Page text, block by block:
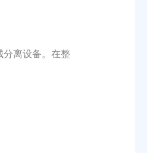
分离设备。在整